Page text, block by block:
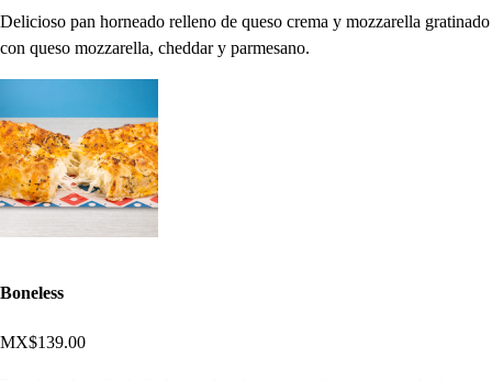
Delicioso pan horneado relleno de queso crema y mozzarella gratinado
con queso mozzarella, cheddar y parmesano.
Boneless
MX$139.00